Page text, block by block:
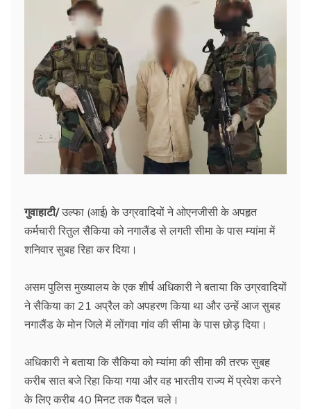
गुवाहाटी/उल्फा (आई) के उग्रवादियों ने ओएनजीसी के अपहृत
कर्मचारी रितुल सैकिया को नगालैंड से लगती सीमा के पास म्यांमा में
शनिवार सुबह रिहा कर दिया।
असम पुलिस मुख्यालय के एक शीर्ष अधिकारी ने बताया कि उग्रवादियों
ने सैकिया का 21 अप्रैल को अपहरण किया था और उन्हें आज सुबह
नगालैंड के मोन जिले में लोंगवा गांव की सीमा के पास छोड़ दिया।
अधिकारी ने बताया कि सैकिया को म्यांमा की सीमा की तरफ सुबह
करीब सात बजे रिहा किया गया और वह भारतीय राज्य में प्रवेश करने
के लिए करीब 40 मिनट तक पैदल चले।